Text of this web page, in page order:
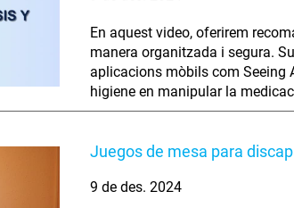
En aquest video, oferirem
manera organitzada i segura.
aplicacions mòbils com Seeing
higiene en manipular la
Juegos de mesa para
9 de des. 2024